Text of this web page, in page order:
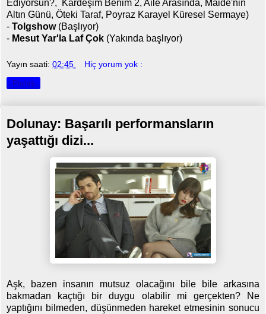
Ediyorsun?, Kardeşim Benim 2, Aile Arasında, Maide'nin
Altın Günü, Öteki Taraf, Poyraz Karayel Küresel Sermaye)
- Tolgshow(Başlıyor)
- Mesut Yar'la Laf Çok (Yakında başlıyor)
Yayın saati: 02:45 Hiç yorum yok :
Paylaş
Dolunay: Başarılı performansların
yaşattığı dizi...
Aşk, bazen insanın mutsuz olacağını bile bile arkasına
bakmadan kaçtığı bir duygu olabilir mi gerçekten? Ne
yaptığını bilmeden, düşünmeden hareket etmesinin sonucu